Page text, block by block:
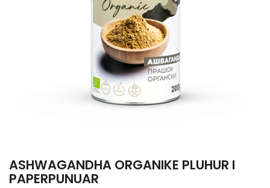
ASHWAGANDHA ORGANIKE PLUHUR I
PAPERPUNUAR